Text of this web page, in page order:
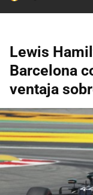
Lewis
Barcelona
ventaja